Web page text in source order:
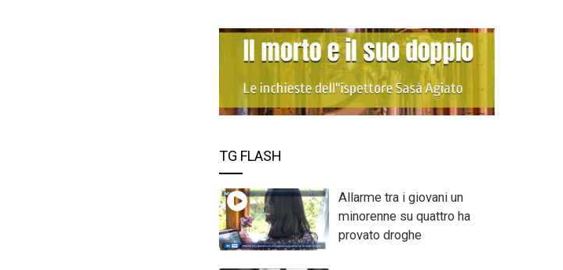
TG FLASH
Allarme tra i giovani un
minorenne su quattro ha
provato droghe